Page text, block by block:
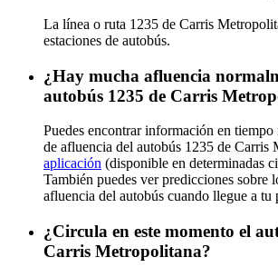
La línea o ruta 1235 de Carris
estaciones de autobús.
¿Hay mucha afluencia
autobús 1235 de Carris
Puedes encontrar información en tiempo
de afluencia del autobús 1235 de Carris
aplicación (disponible en determinadas
También puedes ver predicciones sobre
afluencia del autobús cuando llegue a tu
¿Circula en este momento el
Carris Metropolitana?